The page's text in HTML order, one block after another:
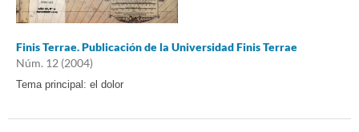
Finis Terrae. Publicación de la Universidad Finis Terrae
Núm. 12 (2004)
Tema principal: el dolor